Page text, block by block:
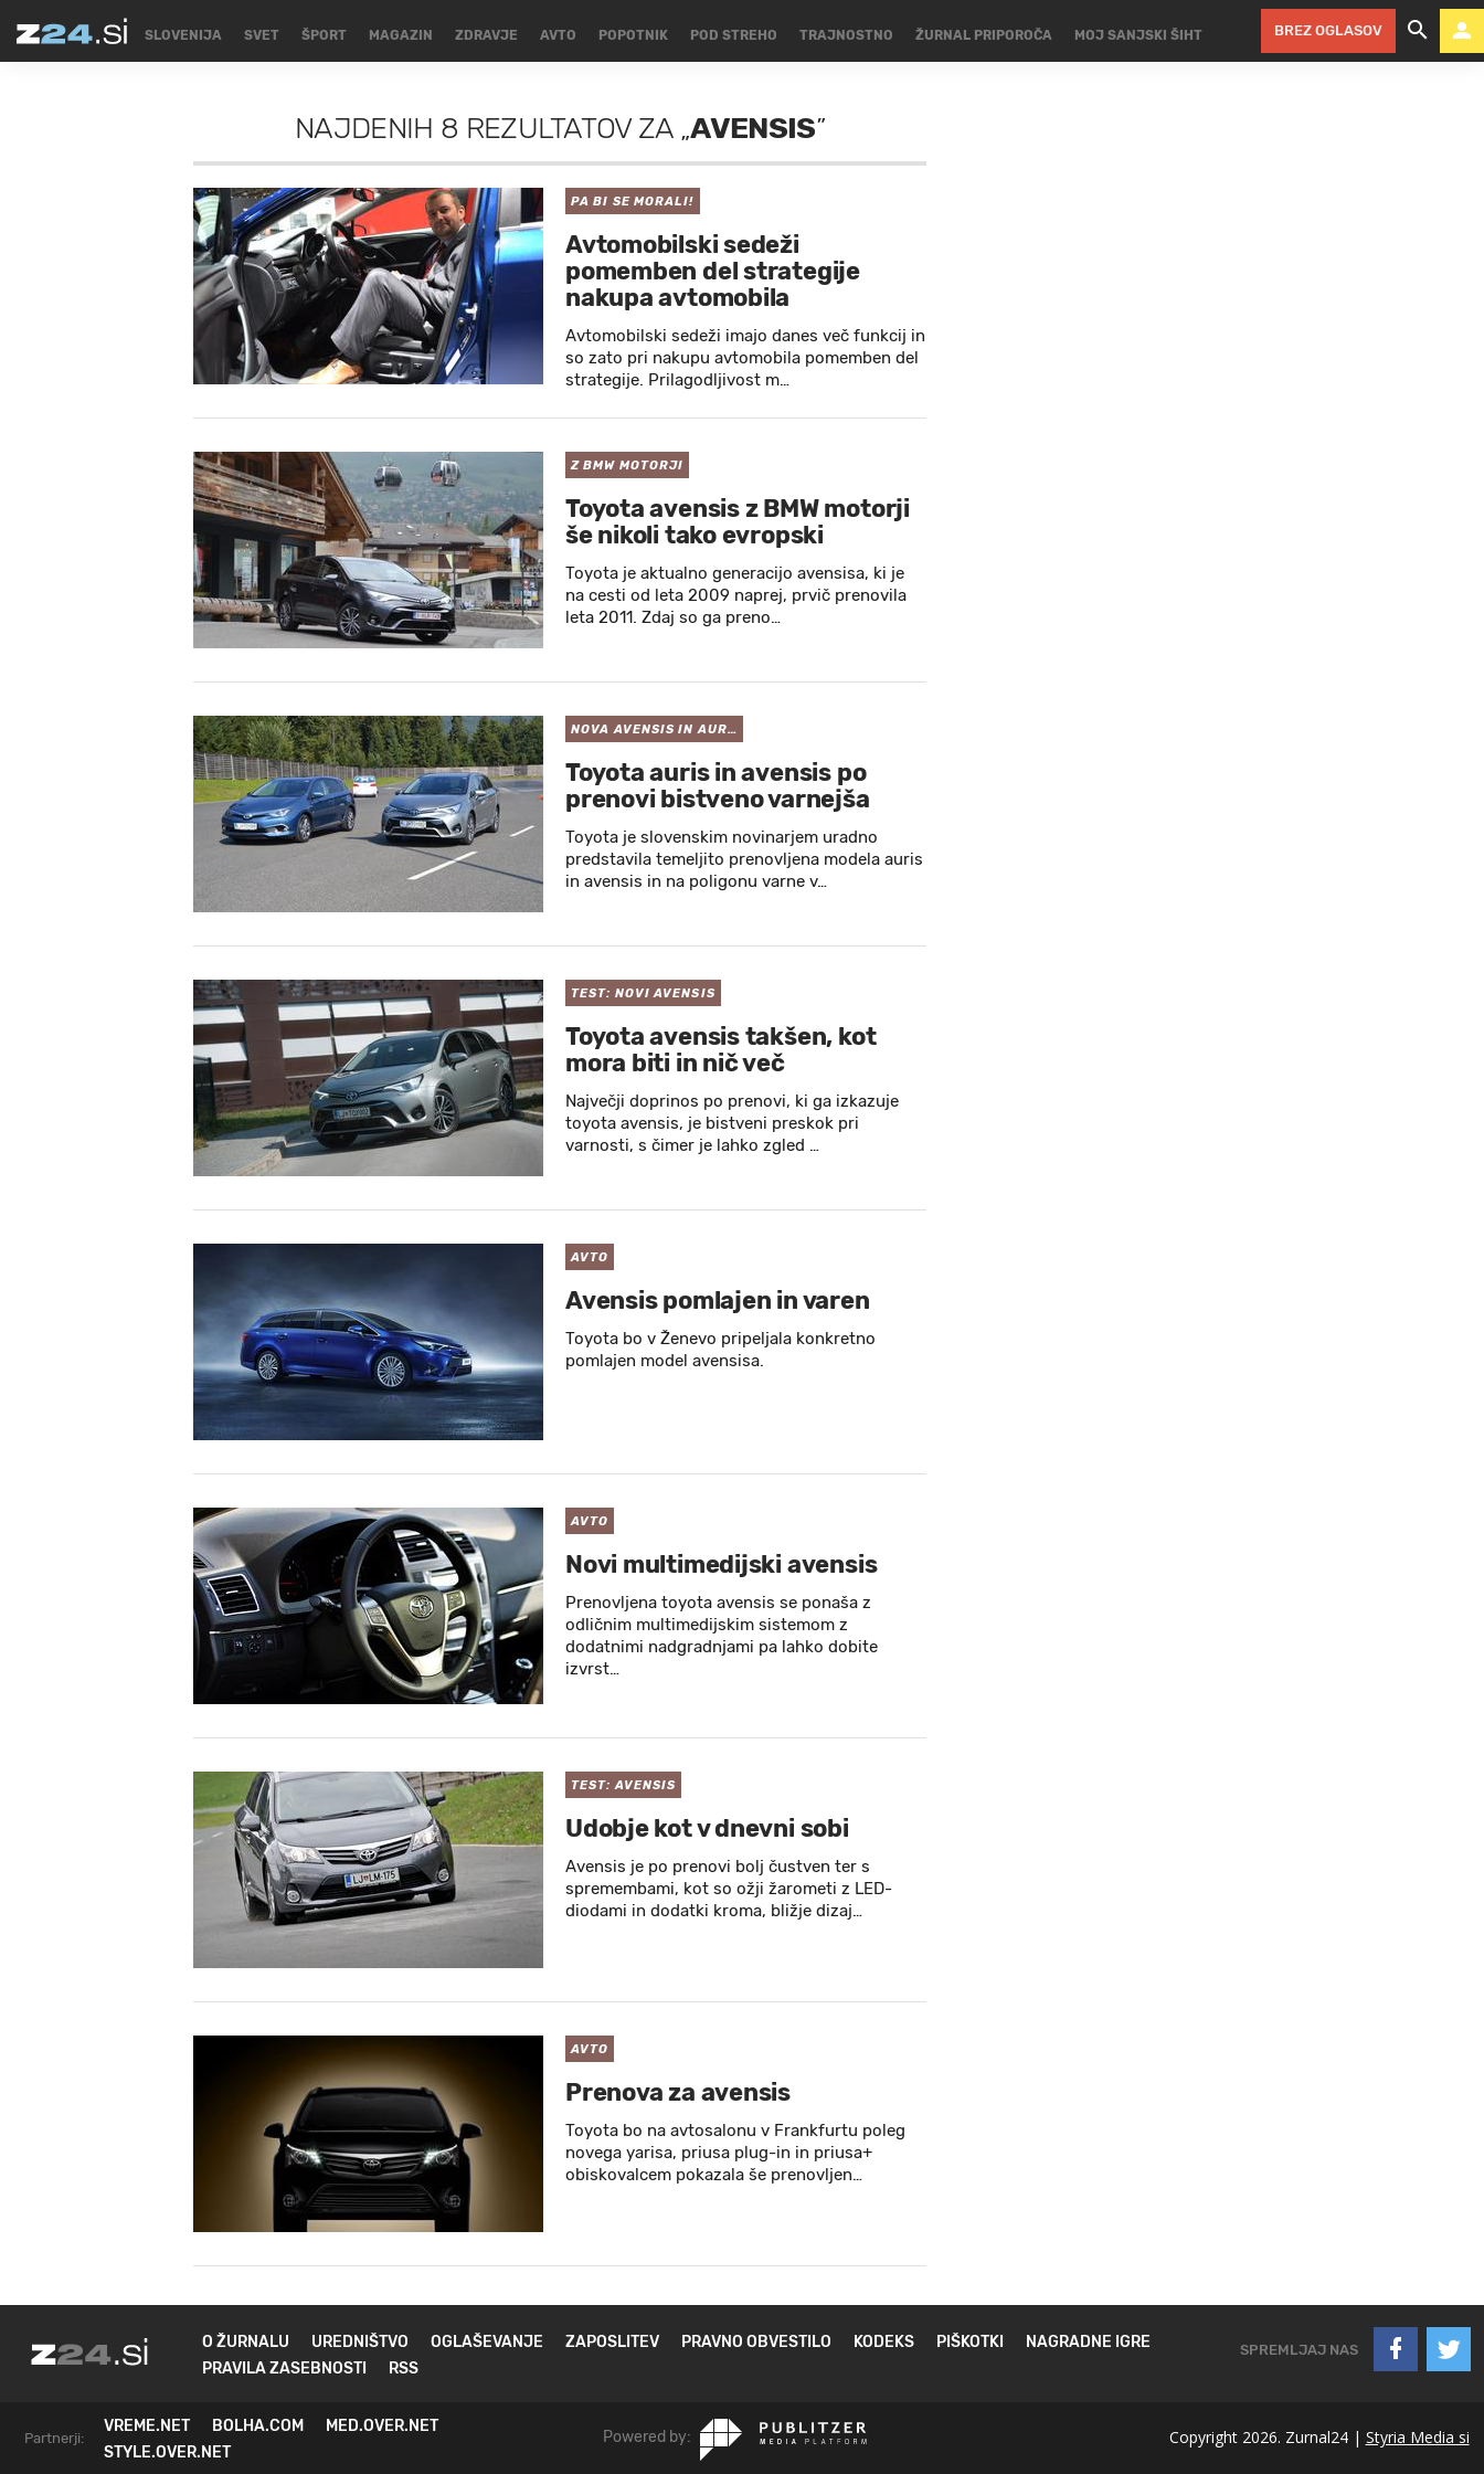
SLOVENIJA SVET ŠPORT MAGAZIN ZDRAVJE AVTO POPOTNIK POD STREHO TRAJNOSTNO ŽURNAL PRIPOROČA MOJ SANJSKI ŠIHT BREZ OGLASOV
NAJDENIH 8 REZULTATOVZA„AVENSIS”
PA BI SE MORALI!
Avtomobilski sedeži
pomemben del strategije
nakupa avtomobila
Avtomobilski sedeži imajo danes več funkcij in
so zato pri nakupu avtomobila pomemben del
strategije. Prilagodljivost m…
Z BMW MOTORJI
Toyota avensis z BMW motorji
še nikoli tako evropski
Toyota je aktualno generacijo avensisa, ki je
na cesti od leta 2009 naprej, prvič prenovila
leta 2011. Zdaj so ga preno…
NOVA AVENSIS IN AUR…
Toyota auris in avensis po
prenovi bistveno varnejša
Toyota je slovenskim novinarjem uradno
predstavila temeljito prenovljena modela auris
in avensis in na poligonu varne v…
TEST: NOVI AVENSIS
Toyota avensis takšen, kot
mora biti in nič več
Največji doprinos po prenovi, ki ga izkazuje
toyota avensis, je bistveni preskok pri
varnosti, s čimer je lahko zgled …
AVTO
Avensis pomlajen in varen
Toyota bo v Ženevo pripeljala konkretno
pomlajen model avensisa.
AVTO
Novi multimedijski avensis
Prenovljena toyota avensis se ponaša z
odličnim multimedijskim sistemom z
dodatnimi nadgradnjami pa lahko dobite
izvrst…
TEST: AVENSIS
Udobje kot v dnevni sobi
Avensis je po prenovi bolj čustven ter s
spremembami, kot so ožji žarometi z LED-
diodami in dodatki kroma, bližje dizaj…
AVTO
Prenova za avensis
Toyota bo na avtosalonu v Frankfurtu poleg
novega yarisa, priusa plug-in in priusa+
obiskovalcem pokazala še prenovljen…
O ŽURNALU UREDNIŠTVO OGLAŠEVANJE ZAPOSLITEV PRAVNO OBVESTILO KODEKS PIŠKOTKI
NAGRADNE IGRE
PRAVILA ZASEBNOSTI
RSS
SPREMLJAJ NAS
Partnerji:
VREME.NET BOLHA.COM
MED.OVER.NET
STYLE.OVER.NET
Powered by: Copyright 2026. Zurnal24 | Styria Media si